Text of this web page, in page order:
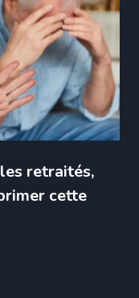
retraités,
cette